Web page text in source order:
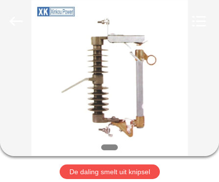
PRODUCTEN
FABRIEKSREIS
De daling smelt uit knipsel